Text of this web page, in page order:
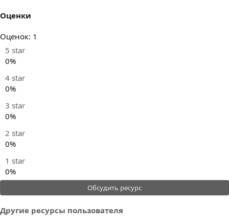
Оценки
5
Оценок: 1
5 star
0%
4 star
0%
3 star
0%
2 star
0%
1 star
0%
Обсудить ресурс
Другие ресурсы пользователя